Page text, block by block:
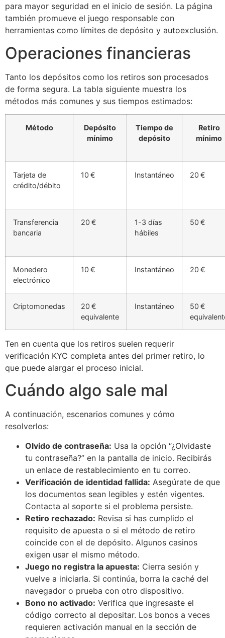
para mayor seguridad en el inicio de sesión. La página
también promueve el juego responsable con
herramientas como límites de depósito y autoexclusión.
Operaciones financieras
Tanto los depósitos como los retiros son procesados
de forma segura. La tabla siguiente muestra los
métodos más comunes y sus tiempos estimados:
Método
Depósito
mínimo
Tiempo de
depósito
Retiro
mínimo
Tarjeta de
crédito/débito
10 € Instantáneo 20 €
Transferencia
bancaria
20 €
1-3 días
hábiles
50 €
Monedero
electrónico
10 € Instantáneo 20 €
Criptomonedas
20 €
equivalente
Instantáneo
50 €
Ten en cuenta que los retiros suelen requerir
verificación KYC completa antes del primer retiro, lo
que puede alargar el proceso inicial.
Cuándo algo sale mal
A continuación, escenarios comunes y cómo
resolverlos:
Olvido de contraseña: Usa la opción “¿Olvidaste
tu contraseña?” en la pantalla de inicio. Recibirás
un enlace de restablecimiento en tu correo.
Verificación de identidad fallida: Asegúrate de que
los documentos sean legibles y estén vigentes.
Contacta al soporte si el problema persiste.
Retiro rechazado: Revisa si has cumplido el
requisito de apuesta o si el método de retiro
coincide con el de depósito. Algunos casinos
exigen usar el mismo método.
Juego no registra la apuesta: Cierra sesión y
vuelve a iniciarla. Si continúa, borra la caché del
navegador o prueba con otro dispositivo.
Bono no activado: Verifica que ingresaste el
código correcto al depositar. Los bonos a veces
requieren activación manual en la sección de